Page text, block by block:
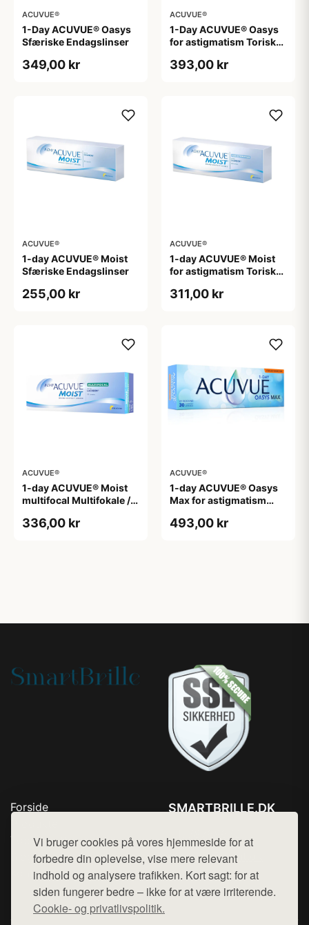
Vi bruger cookies på vores hjemmeside for at
forbedre din oplevelse, vise mere relevant
indhold og analysere trafikken. Kort sagt: for at
siden fungerer bedre – ikke for at være irriterende.
Cookie- og privatlivspolitik.
ACUVUE®
1-Day ACUVUE® Oasys
Sfæriske Endagslinser
349,00 kr
ACUVUE®
1-Day ACUVUE® Oasys
for astigmatism Toriske /
Endagslinser
393,00 kr
ACUVUE®
1-day ACUVUE® Moist
Sfæriske Endagslinser
255,00 kr
ACUVUE®
1-day ACUVUE® Moist
for astigmatism Toriske /
Endagslinser
311,00 kr
ACUVUE®
1-day ACUVUE® Moist
multifocal Multifokale /
Endagslinser
336,00 kr
ACUVUE®
1-day ACUVUE® Oasys
Max for astigmatism
Endagslinser
493,00 kr
Forside
Top Rabatter
Blog
Kontakt
SMARTBRILLE.DK
Mail: hej@want.dk
Cookie- og privatlivspolitik